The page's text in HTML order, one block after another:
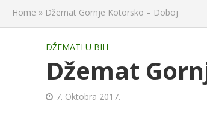
Home » Džemat Gornje Kotorsko – Doboj
DŽEMATI U BIH
Džemat
7. Oktobra 2017.